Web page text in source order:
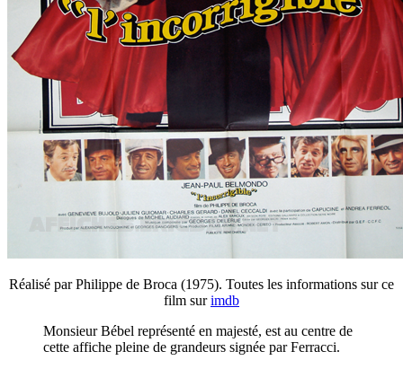
Réalisé par Philippe de Broca (1975). Toutes les informations sur ce
film surimdb
Monsieur Bébel représenté en majesté, est au centre de
cette affiche pleine de grandeurs signée par Ferracci.